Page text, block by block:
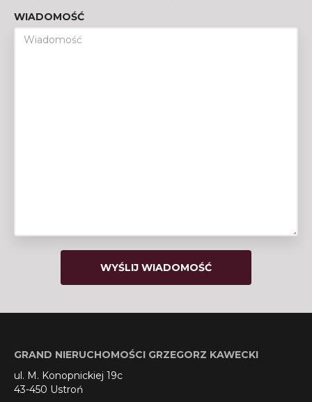
WIADOMOŚĆ
GRAND NIERUCHOMOŚCI GRZEGORZ KAWECKI
ul. M. Konopnickiej 19c
43-450 Ustroń